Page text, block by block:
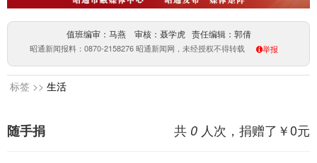
值班编审：马燕 审核：聂学虎 责任编辑：郭倩
昭通新闻报料：0870-2158276 昭通新闻网，未经授权不得转载 举报
标签 >> 生活
共 0 人次，捐赠了￥0元
随手捐